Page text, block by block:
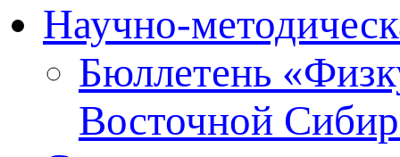
Научно-
Бюллетень
Восточной